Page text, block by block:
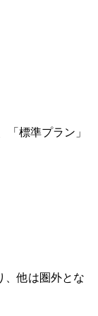
標準プラン」
、他は圏外とな